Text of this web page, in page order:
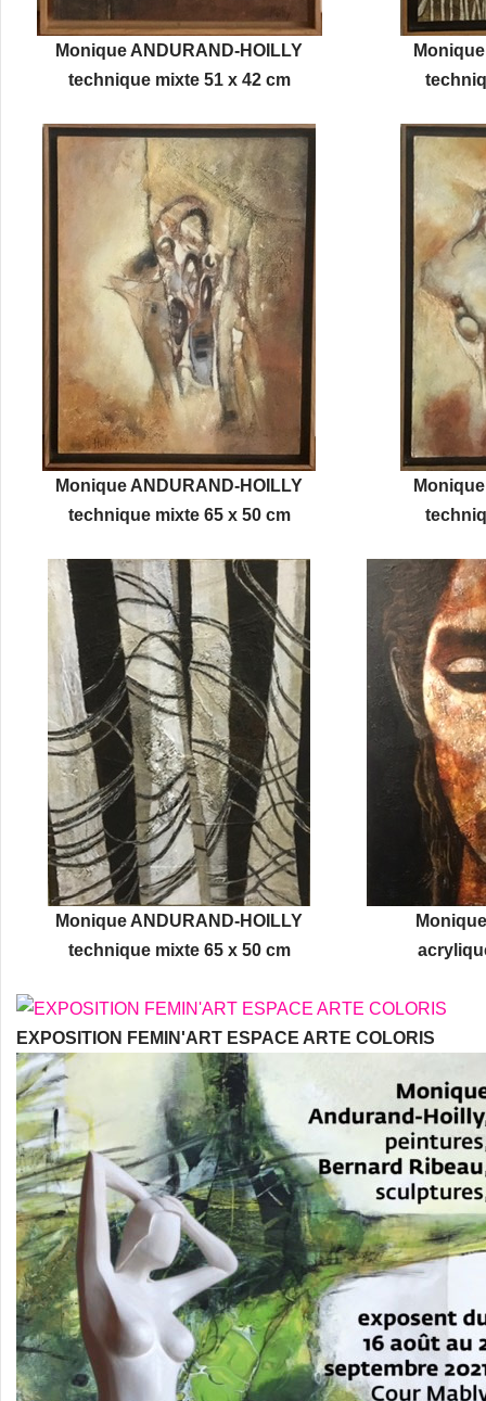
Monique ANDURAND-HOILLY
technique mixte 51 x 42 cm
Monique ANDURAND-HOILLY
technique mixte 65 x 50 cm
Monique ANDURAND-HOILLY
technique mixte 65 x 50 cm
EXPOSITION FEMIN'ART ESPACE ARTE COLORIS